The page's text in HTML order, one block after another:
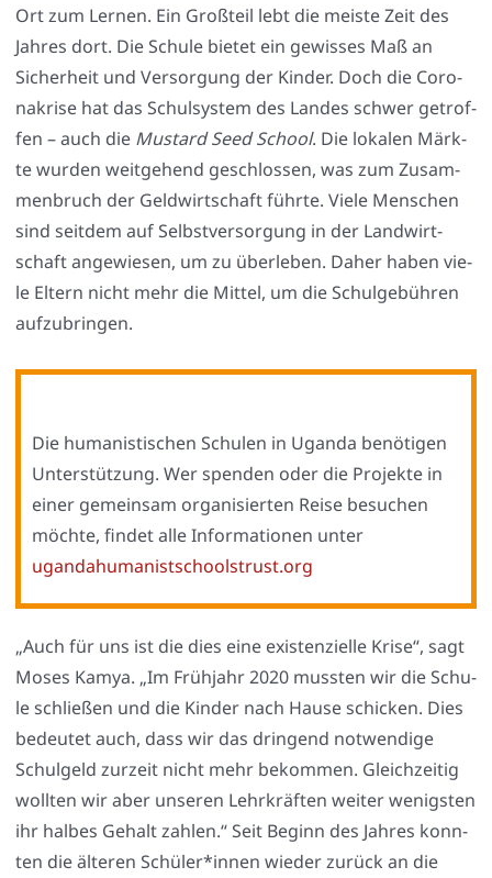
Ort zum Ler­nen. Ein Groß­teil lebt die meis­te Zeit des
Jah­res dort. Die Schu­le bie­tet ein gewis­ses Maß an
Sicher­heit und Ver­sor­gung der Kin­der. Doch die Coro­
na­kri­se hat das Schul­sys­tem des Lan­des schwer getrof­
fen – auch die Mus­tard Seed School. Die loka­len Märk­
te wur­den weit­ge­hend geschlos­sen, was zum Zusam­
men­bruch der Geld­wirt­schaft führ­te. Vie­le Men­schen
sind seit­dem auf Selbst­ver­sor­gung in der Land­wirt­
schaft ange­wie­sen, um zu über­le­ben. Daher haben vie­
le Eltern nicht mehr die Mit­tel, um die Schul­ge­büh­ren
auf­zu­brin­gen.
Die huma­nis­ti­schen Schu­len in Ugan­da benö­ti­gen
Unter­stüt­zung. Wer spen­den oder die Pro­jek­te in
einer gemein­sam orga­ni­sier­ten Rei­se besu­chen
möch­te, fin­det alle Infor­ma­tio­nen unter
ugandahumanistschoolstrust.org
„Auch für uns ist die dies eine exis­ten­zi­el­le Kri­se“, sagt
Moses Kamya. „Im Früh­jahr 2020 muss­ten wir die Schu­
le schlie­ßen und die Kin­der nach Hau­se schi­cken. Dies
bedeu­tet auch, dass wir das drin­gend not­wen­di­ge
Schul­geld zur­zeit nicht mehr bekom­men. Gleich­zei­tig
woll­ten wir aber unse­ren Lehr­kräf­ten wei­ter wenigs­ten
ihr hal­bes Gehalt zah­len.“ Seit Beginn des Jah­res konn­
ten die älte­ren Schüler*innen wie­der zurück an die